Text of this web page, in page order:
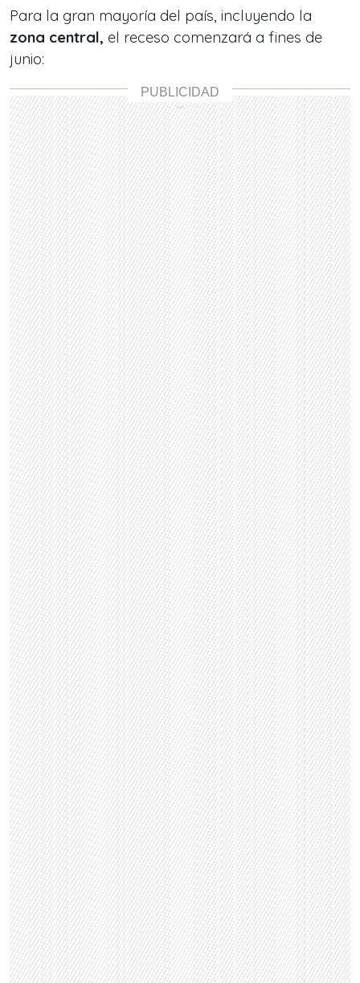
Para la gran mayoría del país, incluyendo la
zona central, el receso comenzará a fines de
junio: